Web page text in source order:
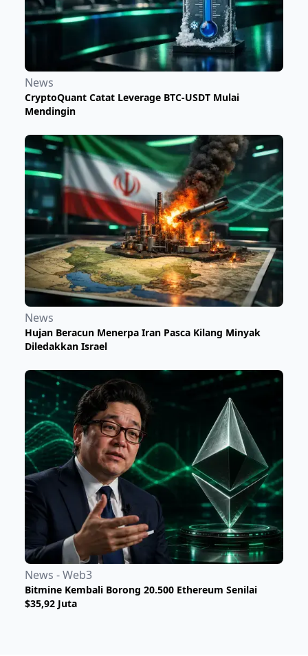
News
CryptoQuant Catat Leverage BTC-USDT Mulai
Mendingin
News
Hujan Beracun Menerpa Iran Pasca Kilang Minyak
Diledakkan Israel
News - Web3
Bitmine Kembali Borong 20.500 Ethereum Senilai
$35,92 Juta